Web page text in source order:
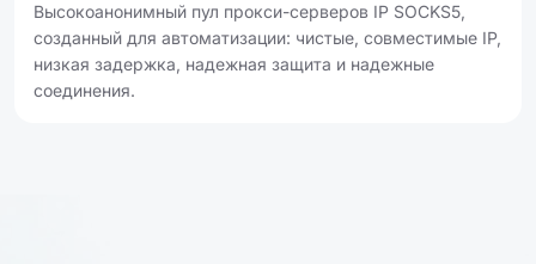
Высокоанонимный пул прокси-серверов IP SOCKS5,
созданный для автоматизации: чистые, совместимые IP,
низкая задержка, надежная защита и надежные
соединения.